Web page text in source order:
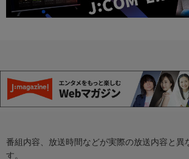
番組内容、放送時間などが実際の放送内容と異
す。